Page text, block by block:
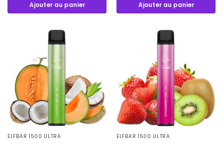
Ajouter au panier Ajouter au panier
ELFBAR 1500 ULTRA ELFBAR 1500 ULTRA